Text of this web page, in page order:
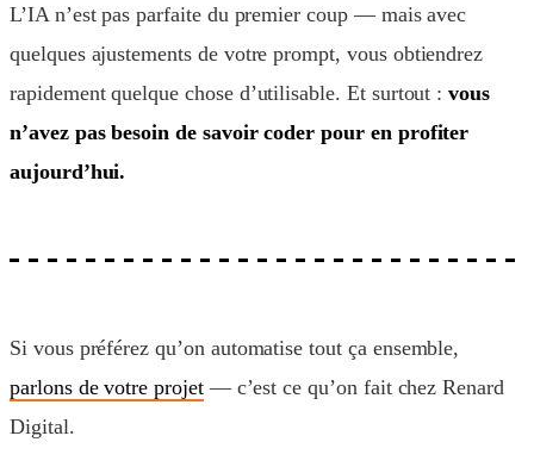
L’IA n’est pas parfaite du premier coup — mais avec
quelques ajustements de votre prompt, vous obtiendrez
rapidement quelque chose d’utilisable. Et surtout :vous
n’avez pas besoin de savoir coder pour en profiter
aujourd’hui.
Si vous préférez qu’on automatise tout ça ensemble,
parlons de votre projet— c’est ce qu’on fait chez Renard
Digital.